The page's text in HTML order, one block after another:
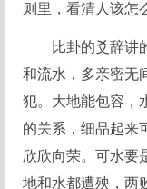
则里，看清人该怎
比卦的爻辞讲
和流水，多亲密无
犯。大地能包容，
的关系，细品起来
欣欣向荣。可水要
地和水都遭殃，两